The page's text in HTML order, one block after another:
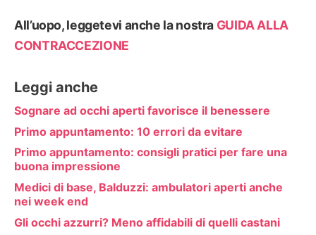
All’uopo, leggetevi anche la nostra GUIDA ALLA
CONTRACCEZIONE
Leggi anche
Sognare ad occhi aperti favorisce il benessere
Primo appuntamento: 10 errori da evitare
Primo appuntamento: consigli pratici per fare una
buona impressione
Medici di base, Balduzzi: ambulatori aperti anche
nei week end
Gli occhi azzurri? Meno affidabili di quelli castani